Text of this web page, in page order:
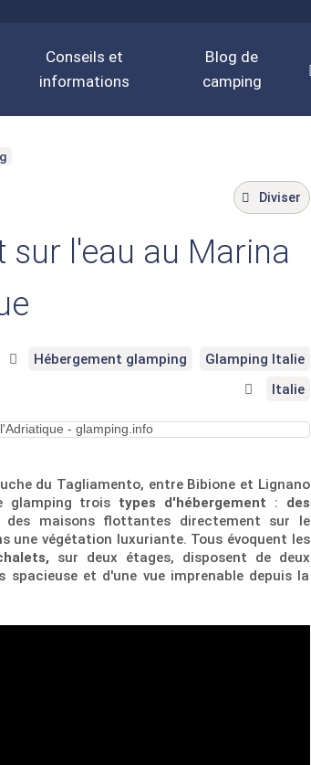
Conseils et
informations
Blog de
camping
Diviser
sur l'eau au Marina
Hébergement glamping
Glamping Italie
Italie
du Tagliamento, entre Bibione et Lignano
glamping trois types d'hébergement : des
maisons flottantes directement sur le
une végétation luxuriante. Tous évoquent les
sur deux étages, disposent de deux
et d'une vue imprenable depuis la